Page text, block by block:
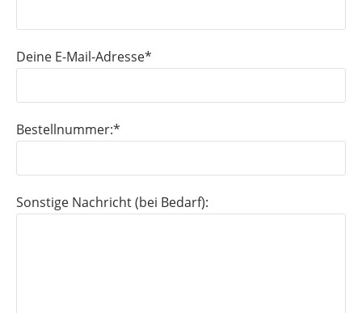
Deine E-Mail-Adresse*
Bestellnummer:*
Sonstige Nachricht (bei Bedarf):